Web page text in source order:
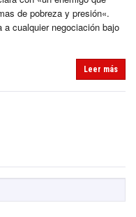
de pobreza y presión«.
a cualquier negociación bajo
Leer más